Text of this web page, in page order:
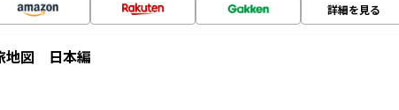
詳細を見る
地図 日本編